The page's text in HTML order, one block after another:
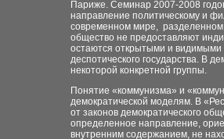
Париже. Семинар 2007-2008
направление политическому и
современном мире, разделенном
общество не предоставляют
остаются открытыми и видимыми
деспотического государства. В
некоторой конкретной группы.
Понятие «коммунизма» и
демократической моделям. В
от законов демократического
определенное направление,
внутренним содержанием, не